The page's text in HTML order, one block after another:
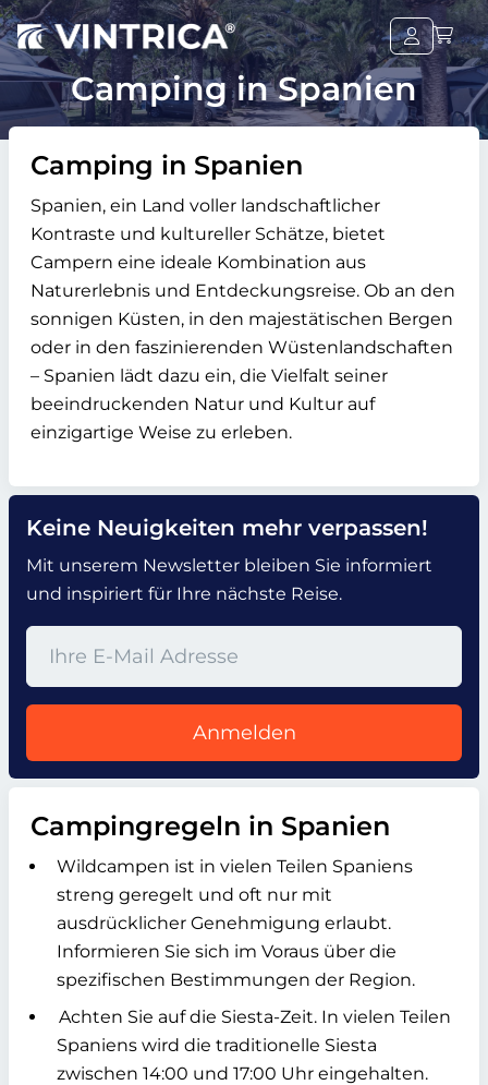
Camping in Spanien
Camping in Spanien
Spanien, ein Land voller landschaftlicher
Kontraste und kultureller Schätze, bietet
Campern eine ideale Kombination aus
Naturerlebnis und Entdeckungsreise. Ob an den
sonnigen Küsten, in den majestätischen Bergen
oder in den faszinierenden Wüstenlandschaften
– Spanien lädt dazu ein, die Vielfalt seiner
beeindruckenden Natur und Kultur auf
einzigartige Weise zu erleben.
Keine Neuigkeiten mehr verpassen!
Mit unserem Newsletter bleiben Sie informiert
und inspiriert für Ihre nächste Reise.
Anmelden
Campingregeln in Spanien
Wildcampen ist in vielen Teilen Spaniens
streng geregelt und oft nur mit
ausdrücklicher Genehmigung erlaubt.
Informieren Sie sich im Voraus über die
spezifischen Bestimmungen der Region.
Achten Sie auf die Siesta-Zeit. In vielen Teilen
Spaniens wird die traditionelle Siesta
zwischen 14:00 und 17:00 Uhr eingehalten.